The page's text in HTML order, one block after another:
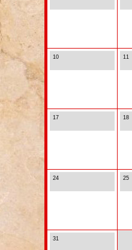
10 11
17 18
24 25
31